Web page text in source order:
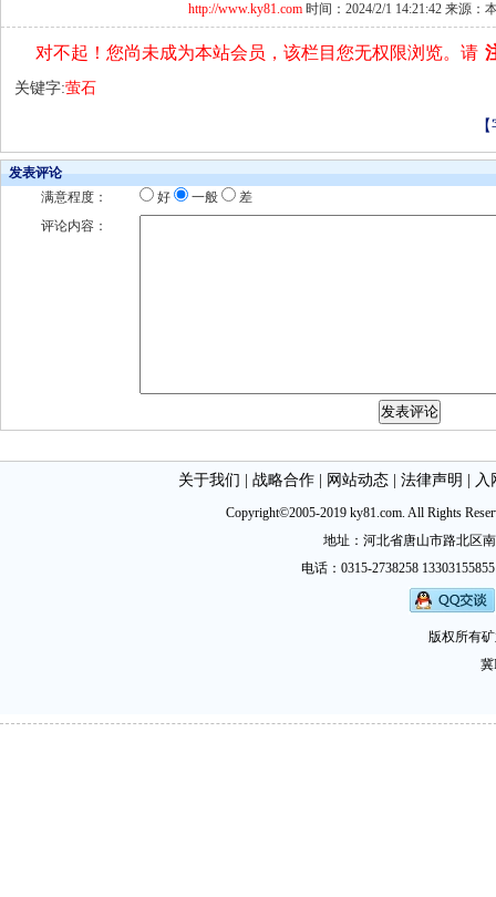
http://www.ky81.com时间：2024/2/1 14:21:42 来源：
对不起！您尚未成为本站会员，该栏目您无权限浏览。请
关键字:萤石
发表评论
满意程度：
好 一般
差
评论内容：
关于我们 战略合作| 网站动态| 法律声明 入
Copyright©2005-2019 ky81.com. All Rights
地址：河北省唐山市路北区
电话：0315-2738258
版权所有
冀